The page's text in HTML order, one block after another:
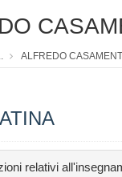
ALFREDO
relativi